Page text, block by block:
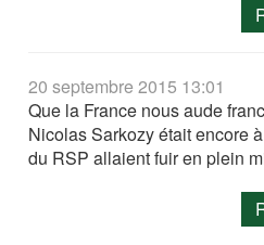
20 septembre 2015 13:01
Que la France nous aude
Nicolas Sarkozy était encore
du RSP allaient fuir en plein